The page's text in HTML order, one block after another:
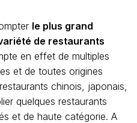
le plus grand
de restaurants
en effet de multiples
et de toutes origines
chinois, japonais,
quelques restaurants
et de haute catégorie. A